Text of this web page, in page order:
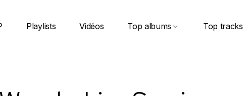
Playlists Vidéos Top albums Top tracks